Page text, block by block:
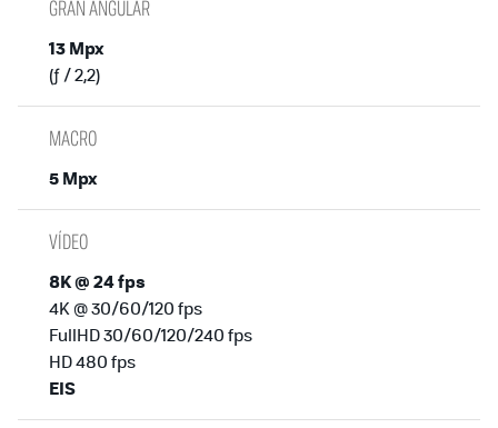
GRAN ANGULAR
13 Mpx
(ƒ / 2,2)
MACRO
5 Mpx
VÍDEO
8K @ 24 fps
4K @ 30/60/120 fps
FullHD 30/60/120/240 fps
HD 480 fps
EIS